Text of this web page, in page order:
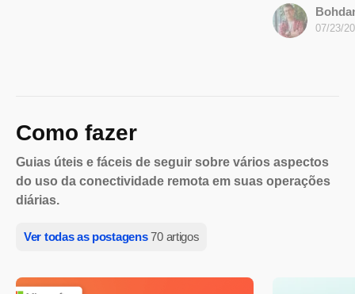
07/23/
Como fazer
Guias úteis e fáceis de seguir sobre vários aspectos
do uso da conectividade remota em suas operações
diárias.
Ver todas as postagens 70 artigos